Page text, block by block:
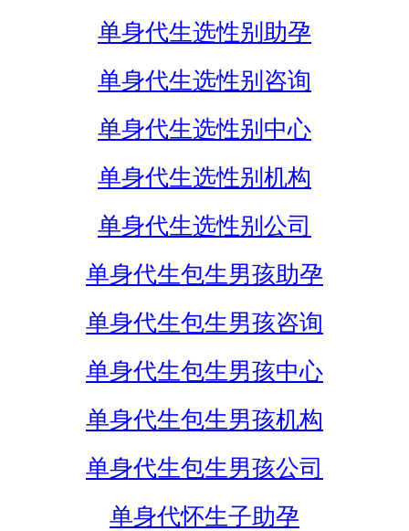
单身代生选性别助孕
单身代生选性别咨询
单身代生选性别中心
单身代生选性别机构
单身代生选性别公司
单身代生包生男孩助孕
单身代生包生男孩咨询
单身代生包生男孩中心
单身代生包生男孩机构
单身代生包生男孩公司
单身代怀生子助孕